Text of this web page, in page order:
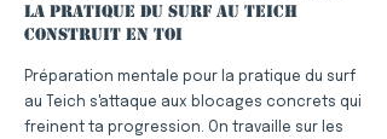
la pratique du surf au Teich
construit en toi
Préparation mentale pour la pratique du surf
au Teich s'attaque aux blocages concrets qui
freinent ta progression. On travaille sur les